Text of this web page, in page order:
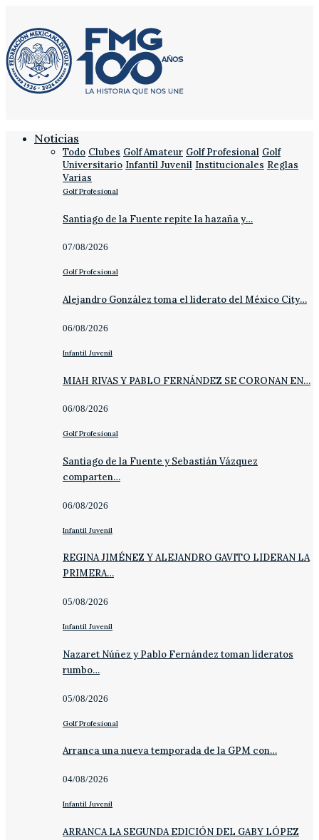
Noticias
Todo Clubes Golf Amateur Golf Profesional Golf
Universitario Infantil Juvenil Institucionales Reglas
Varias
Golf Profesional
Santiago de la Fuente repite la hazaña y…
07/08/2026
Golf Profesional
Alejandro González toma el liderato del México City…
06/08/2026
Infantil Juvenil
MIAH RIVAS Y PABLO FERNÁNDEZ SE CORONAN EN…
06/08/2026
Golf Profesional
Santiago de la Fuente y Sebastián Vázquez
comparten…
06/08/2026
Infantil Juvenil
REGINA JIMÉNEZ Y ALEJANDRO GAVITO LIDERAN LA
PRIMERA…
05/08/2026
Infantil Juvenil
Nazaret Núñez y Pablo Fernández toman lideratos
rumbo…
05/08/2026
Golf Profesional
Arranca una nueva temporada de la GPM con…
04/08/2026
Infantil Juvenil
ARRANCA LA SEGUNDA EDICIÓN DEL GABY LÓPEZ